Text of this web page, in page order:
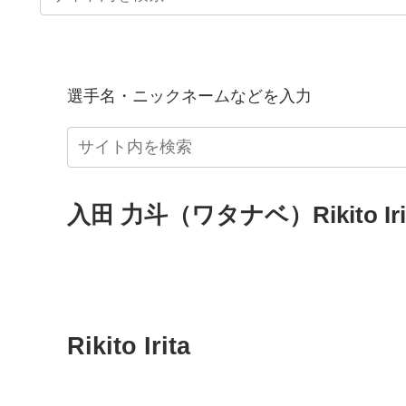
選手名・ニックネームなどを入力
入田 力斗（ワタナベ）Rikito
Rikito Irita